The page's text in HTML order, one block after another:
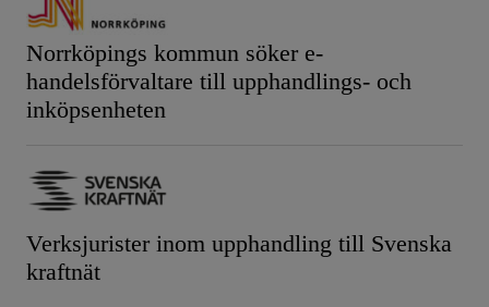
Norrköpings kommun söker e-
handelsförvaltare till upphandlings- och
inköpsenheten
Verksjurister inom upphandling till Svenska
kraftnät